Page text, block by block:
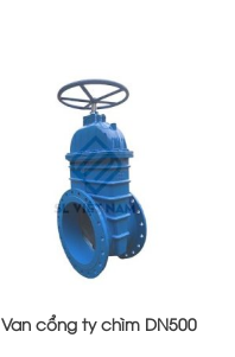
Van cổng ty chìm DN500